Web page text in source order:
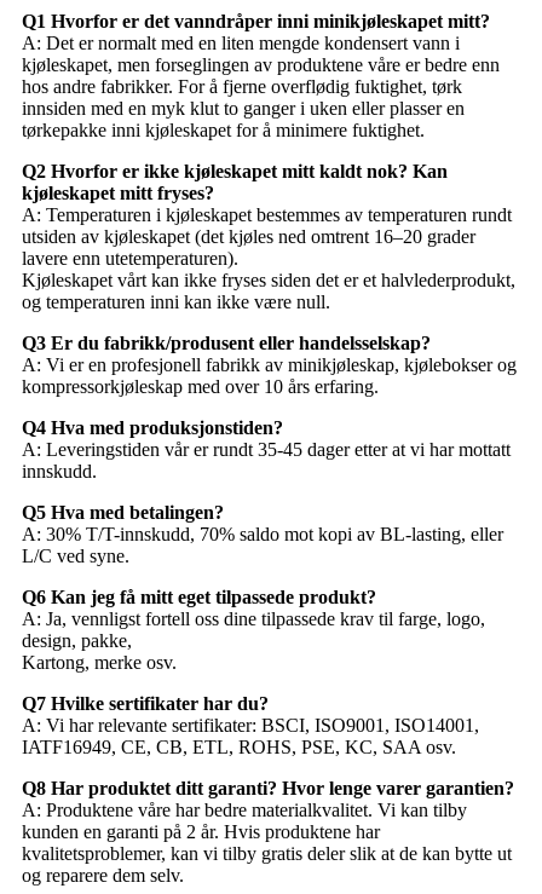
Q1 Hvorfor er det vanndråper inni minikjøleskapet mitt?
A: Det er normalt med en liten mengde kondensert vann i
kjøleskapet, men forseglingen av produktene våre er bedre enn
hos andre fabrikker. For å fjerne overflødig fuktighet, tørk
innsiden med en myk klut to ganger i uken eller plasser en
tørkepakke inni kjøleskapet for å minimere fuktighet.
Q2 Hvorfor er ikke kjøleskapet mitt kaldt nok? Kan
kjøleskapet mitt fryses?
A: Temperaturen i kjøleskapet bestemmes av temperaturen rundt
utsiden av kjøleskapet (det kjøles ned omtrent 16–20 grader
lavere enn utetemperaturen).
Kjøleskapet vårt kan ikke fryses siden det er et halvlederprodukt,
og temperaturen inni kan ikke være null.
Q3 Er du fabrikk/produsent eller handelsselskap?
A: Vi er en profesjonell fabrikk av minikjøleskap, kjølebokser og
kompressorkjøleskap med over 10 års erfaring.
Q4 Hva med produksjonstiden?
A: Leveringstiden vår er rundt 35-45 dager etter at vi har mottatt
innskudd.
Q5 Hva med betalingen?
A: 30% T/T-innskudd, 70% saldo mot kopi av BL-lasting, eller
L/C ved syne.
Q6 Kan jeg få mitt eget tilpassede produkt?
A: Ja, vennligst fortell oss dine tilpassede krav til farge, logo,
design, pakke,
Kartong, merke osv.
Q7 Hvilke sertifikater har du?
A: Vi har relevante sertifikater: BSCI, ISO9001, ISO14001,
IATF16949, CE, CB, ETL, ROHS, PSE, KC, SAA osv.
Q8 Har produktet ditt garanti? Hvor lenge varer garantien?
A: Produktene våre har bedre materialkvalitet. Vi kan tilby
kunden en garanti på 2 år. Hvis produktene har
kvalitetsproblemer, kan vi tilby gratis deler slik at de kan bytte ut
og reparere dem selv.